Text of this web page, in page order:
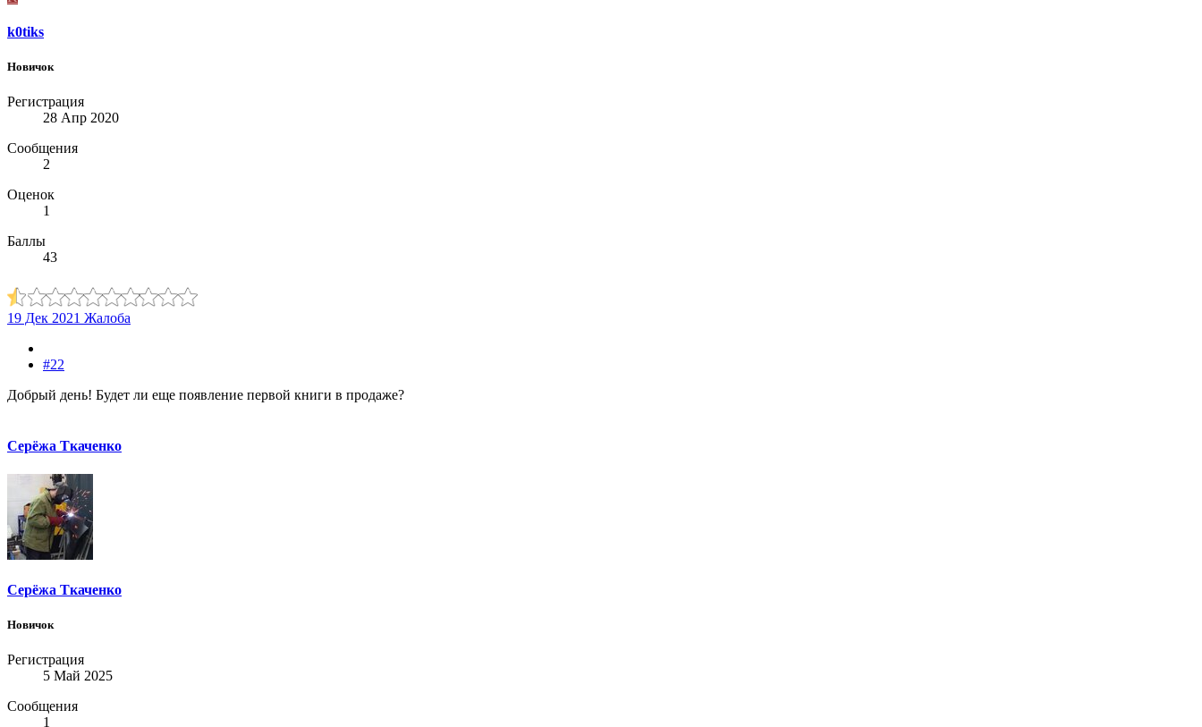
k0tiks
Новичок
Регистрация
28 Апр 2020
Сообщения
2
Оценок
1
Баллы
43
19 Дек 2021 Жалоба
#22
Добрый день! Будет ли еще появление первой книги в продаже?
Серёжа Ткаченко
Серёжа Ткаченко
Новичок
Регистрация
5 Май 2025
Сообщения
1